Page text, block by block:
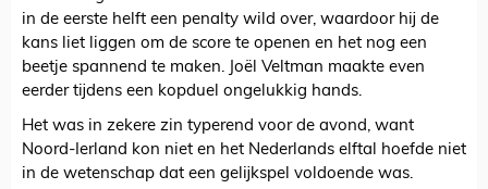
in de eerste helft een penalty wild over, waardoor hij de
kans liet liggen om de score te openen en het nog een
beetje spannend te maken. Joël Veltman maakte even
eerder tijdens een kopduel ongelukkig hands.
Het was in zekere zin typerend voor de avond, want
Noord-Ierland kon niet en het Nederlands elftal hoefde niet
in de wetenschap dat een gelijkspel voldoende was.